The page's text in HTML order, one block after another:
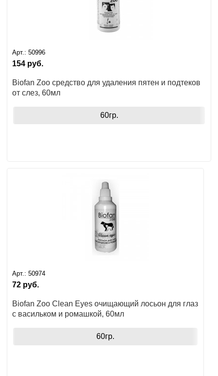
Арт.: 50996
154 руб.
Biofan Zoo средство для удаления пятен и подтеков
от слез, 60мл
60гр.
Арт.: 50974
72 руб.
Biofan Zoo Clean Eyes очищающий лосьон для глаз
с васильком и ромашкой, 60мл
60гр.